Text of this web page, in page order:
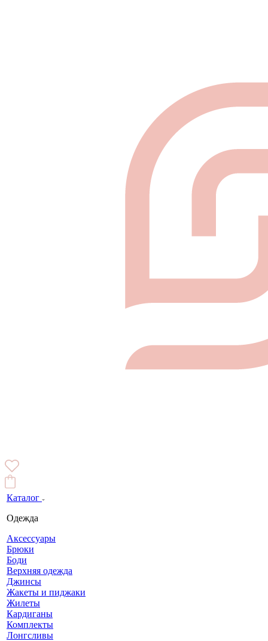
Каталог
Одежда
Аксессуары
Брюки
Боди
Верхняя одежда
Джинсы
Жакеты и пиджаки
Жилеты
Кардиганы
Комплекты
Лонгсливы